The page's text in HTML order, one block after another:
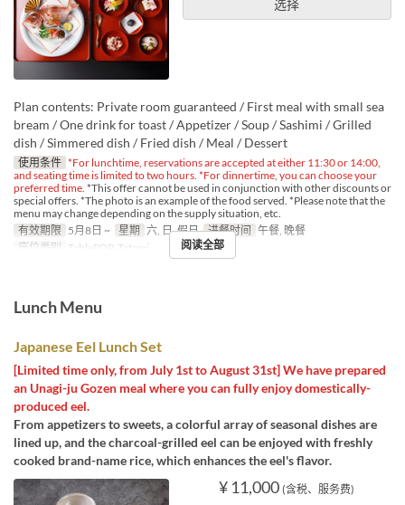
选择
Plan contents: Private room guaranteed / First meal with small sea
bream / One drink for toast / Appetizer / Soup / Sashimi / Grilled
dish / Simmered dish / Fried dish / Meal / Dessert
使用条件 *For lunchtime, reservations are accepted at either 11:30 or 14:00,
and seating time is limited to two hours. *For dinnertime, you can choose your
preferred time. *This offer cannot be used in conjunction with other discounts or
special offers. *The photo is an example of the food served. *Please note that the
menu may change depending on the supply situation, etc.
有效期限 5月8日 ~ 星期 六, 日, 假日 进餐时间 午餐, 晚餐
座位类别 TablePDR-Tatami 阅读全部
Lunch Menu
Japanese Eel Lunch Set
[Limited time only, from July 1st to August 31st] We have prepared
an Unagi-ju Gozen meal where you can fully enjoy domestically-
produced eel.
From appetizers to sweets, a colorful array of seasonal dishes are
lined up, and the charcoal-grilled eel can be enjoyed with freshly
cooked brand-name rice, which enhances the eel's flavor.
¥ 11,000 (含税、服务费)